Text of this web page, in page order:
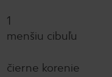
1
menšiu cibuľu
čierne korenie